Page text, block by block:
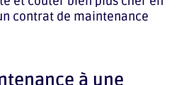
contrat de maintenance
à une